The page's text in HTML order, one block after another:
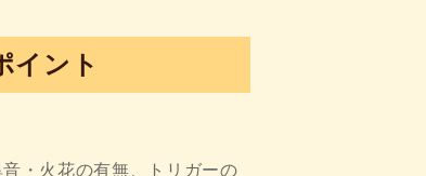
イント
・火花の有無、トリガーの